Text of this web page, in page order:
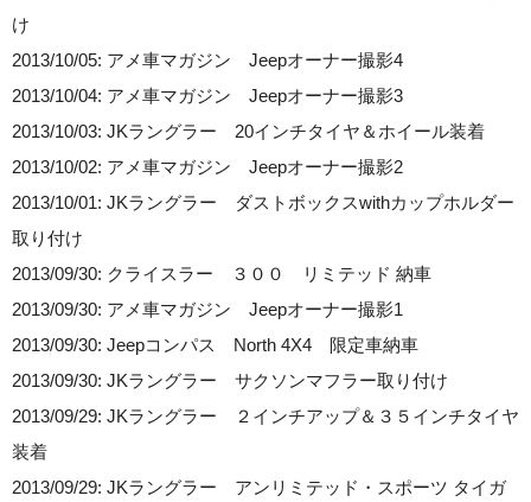
け
2013/10/05: アメ車マガジン Jeepオーナー撮影4
2013/10/04: アメ車マガジン Jeepオーナー撮影3
2013/10/03: JKラングラー 20インチタイヤ＆ホイール装着
2013/10/02: アメ車マガジン Jeepオーナー撮影2
2013/10/01: JKラングラー ダストボックスwithカップホルダー
取り付け
2013/09/30: クライスラー ３００ リミテッド 納車
2013/09/30: アメ車マガジン Jeepオーナー撮影1
2013/09/30: Jeepコンパス North 4X4 限定車納車
2013/09/30: JKラングラー サクソンマフラー取り付け
2013/09/29: JKラングラー ２インチアップ＆３５インチタイヤ
装着
2013/09/29: JKラングラー アンリミテッド・スポーツ タイガ